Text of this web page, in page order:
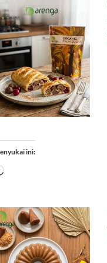
ini:
Memuat...